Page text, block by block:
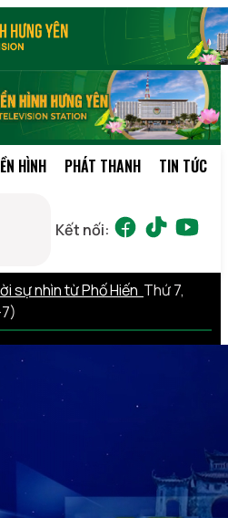
HÌNH PHÁT THANH TIN TỨC
Kết nối:
sự nhìn từ Phố Hiến Thứ 7,